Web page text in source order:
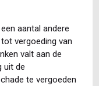
aantal andere
vergoeding van
valt aan de
uit de
te vergoeden